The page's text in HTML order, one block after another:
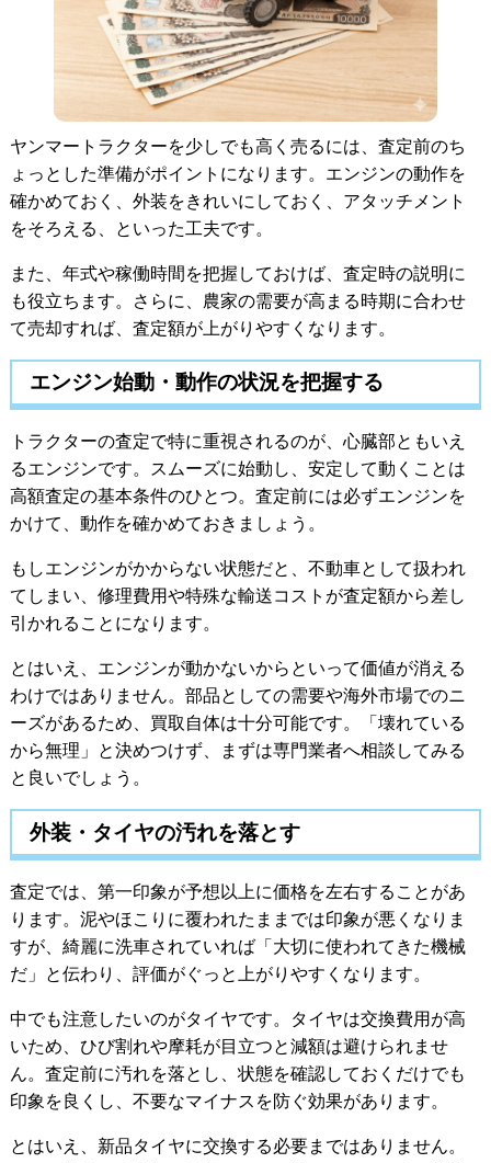
ヤンマートラクターを少しでも高く売るには、査定前のち
ょっとした準備がポイントになります。エンジンの動作を
確かめておく、外装をきれいにしておく、アタッチメント
をそろえる、といった工夫です。
また、年式や稼働時間を把握しておけば、査定時の説明に
も役立ちます。さらに、農家の需要が高まる時期に合わせ
て売却すれば、査定額が上がりやすくなります。
エンジン始動・動作の状況を把握する
トラクターの査定で特に重視されるのが、心臓部ともいえ
るエンジンです。スムーズに始動し、安定して動くことは
高額査定の基本条件のひとつ。査定前には必ずエンジンを
かけて、動作を確かめておきましょう。
もしエンジンがかからない状態だと、不動車として扱われ
てしまい、修理費用や特殊な輸送コストが査定額から差し
引かれることになります。
とはいえ、エンジンが動かないからといって価値が消える
わけではありません。部品としての需要や海外市場でのニ
ーズがあるため、買取自体は十分可能です。「壊れている
から無理」と決めつけず、まずは専門業者へ相談してみる
と良いでしょう。
外装・タイヤの汚れを落とす
査定では、第一印象が予想以上に価格を左右することがあ
ります。泥やほこりに覆われたままでは印象が悪くなりま
すが、綺麗に洗車されていれば「大切に使われてきた機械
だ」と伝わり、評価がぐっと上がりやすくなります。
中でも注意したいのがタイヤです。タイヤは交換費用が高
いため、ひび割れや摩耗が目立つと減額は避けられませ
ん。査定前に汚れを落とし、状態を確認しておくだけでも
印象を良くし、不要なマイナスを防ぐ効果があります。
とはいえ、新品タイヤに交換する必要まではありません。